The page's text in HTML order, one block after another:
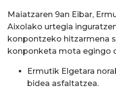
Maiatzaren 9an Eibar,
Aixolako urtegia
konpontzeko hitzarmena
konponketa mota egingo
Ermutik Elgetara
bidea asfaltatzea.